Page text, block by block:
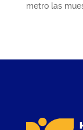
metro las